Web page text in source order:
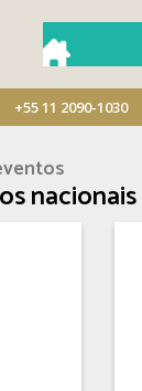
+55 11 2090-1030